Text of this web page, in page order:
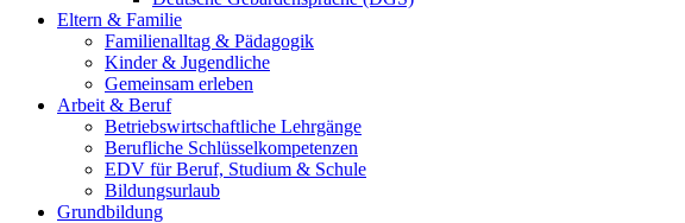
Eltern & Familie
Familienalltag & Pädagogik
Kinder & Jugendliche
Gemeinsam erleben
Arbeit & Beruf
Betriebswirtschaftliche Lehrgänge
Berufliche Schlüsselkompetenzen
EDV für Beruf, Studium & Schule
Bildungsurlaub
Grundbildung